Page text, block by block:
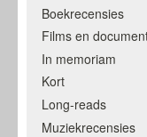
Boekrecensies
Films en
In memoriam
Kort
Long-reads
Muziekrecensies